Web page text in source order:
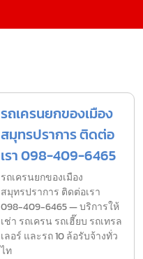
รถเครนยกของเมือง
สมุทรปราการ ติดต่อ
เรา 098-409-6465
รถเครนยกของเมือง
สมุทรปราการ ติดต่อเรา
098-409-6465 — บริการให้
เช่า รถเครน รถเฮี๊ยบ รถเทรล
เลอร์ และรถ 10 ล้อรับจ้างทั่ว
ไท